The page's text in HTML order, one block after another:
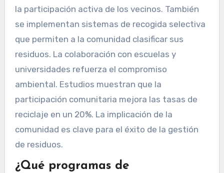
la participación activa de los vecinos. También
se implementan sistemas de recogida selectiva
que permiten a la comunidad clasificar sus
residuos. La colaboración con escuelas y
universidades refuerza el compromiso
ambiental. Estudios muestran que la
participación comunitaria mejora las tasas de
reciclaje en un 20%. La implicación de la
comunidad es clave para el éxito de la gestión
de residuos.
¿Qué programas de